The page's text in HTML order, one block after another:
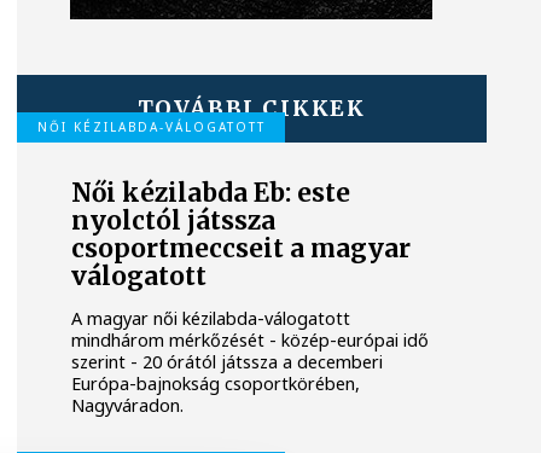
TOVÁBBI CIKKEK
NŐI KÉZILABDA-VÁLOGATOTT
Női kézilabda Eb: este
nyolctól játssza
csoportmeccseit a magyar
válogatott
A magyar női kézilabda-válogatott
mindhárom mérkőzését - közép-európai idő
szerint - 20 órától játssza a decemberi
Európa-bajnokság csoportkörében,
Nagyváradon.